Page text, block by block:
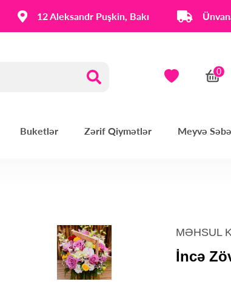
12 Aleksandr Puşkin, Bakı
Buketlər Zərif Qiymətlər Meyvə
MƏHSUL
İncə